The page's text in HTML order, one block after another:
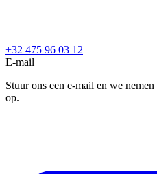
+32 475 96 03 12
E-mail
Stuur ons een e-mail en we
op.